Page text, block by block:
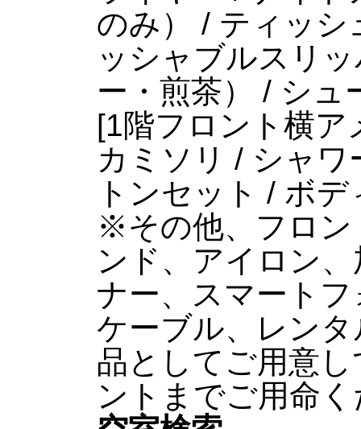
のみ） / ティッシ
ッシャブルスリ
ー・煎茶） / シュ
[1階フロント横ア
カミソリ / シャ
トンセット / ボ
※その他、フロン
ンド、アイロン
ナー、スマート
ケーブル、レン
品としてご用意
ントまでご用命